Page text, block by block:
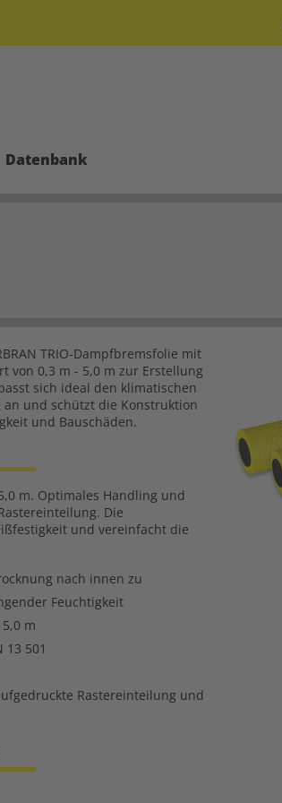
Datenbank
TRIO-Dampfbremsfolie mit
von 0,3 m - 5,0 m zur Erstellung
sich ideal den klimatischen
und schützt die Konstruktion
und Bauschäden.
m. Optimales Handling und
Die
und vereinfacht die
nach innen zu
Feuchtigkeit
m
13 501
Rastereinteilung und